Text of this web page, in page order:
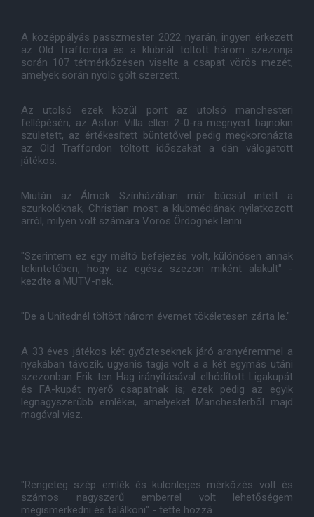
A középpályás passzmester 2022 nyarán, ingyen érkezett
az Old Traffordra és a klubnál töltött három szezonja
során 107 tétmérkőzésen viselte a csapat vörös mezét,
amelyek során nyolc gólt szerzett.
Az utolsó ezek közül pont az utolsó manchesteri
fellépésén, az Aston Villa ellen 2-0-ra megnyert bajnokin
született, az értékesített büntetővel pedig megkoronázta
az Old Traffordon töltött időszakát a dán válogatott
játékos.
Miután az Álmok Színházában már búcsút intett a
szurkolóknak, Christian most a klubmédiának nyilatkozott
arról, milyen volt számára Vörös Ördögnek lenni.
"Szerintem ez egy méltó befejezés volt, különösen annak
tekintetében, hogy az egész szezon miként alakult" -
kezdte a MUTV-nek.
"De a Unitednél töltött három évemet tökéletesen zárta le."
A 33 éves játékos két győzteseknek járó aranyéremmel a
nyakában távozik, ugyanis tagja volt a a két egymás utáni
szezonban Erik ten Hag irányításával elhódított Ligakupát
és FA-kupát nyerő csapatnak is; ezek pedig az egyik
legnagyszerűbb emlékei, amelyeket Manchesterből majd
magával visz.
"Rengeteg szép emlék és különleges mérkőzés volt és
számos nagyszerű emberrel volt lehetőségem
megismerkedni és találkoni" - tette hozzá.